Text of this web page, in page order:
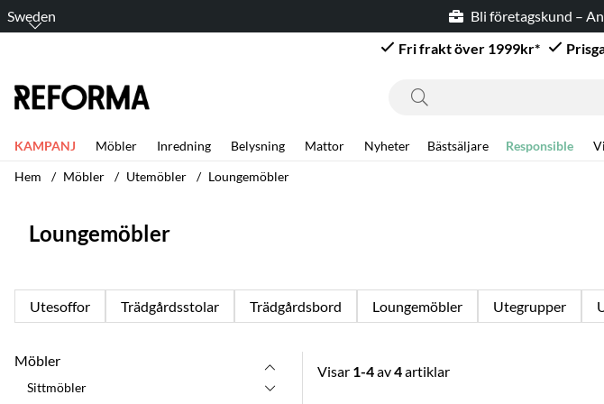
Sweden
Bli företagskund –
Fri frakt över 1999kr*
KAMPANJ Möbler Inredning Belysning Mattor Nyheter Bästsäljare Responsible
Hem
Möbler Utemöbler Loungemöbler
Loungemöbler
Utesoffor Trädgårdsstolar Trädgårdsbord Loungemöbler Utegrupper
Möbler
Sittmöbler
Visar 1-4av4artiklar